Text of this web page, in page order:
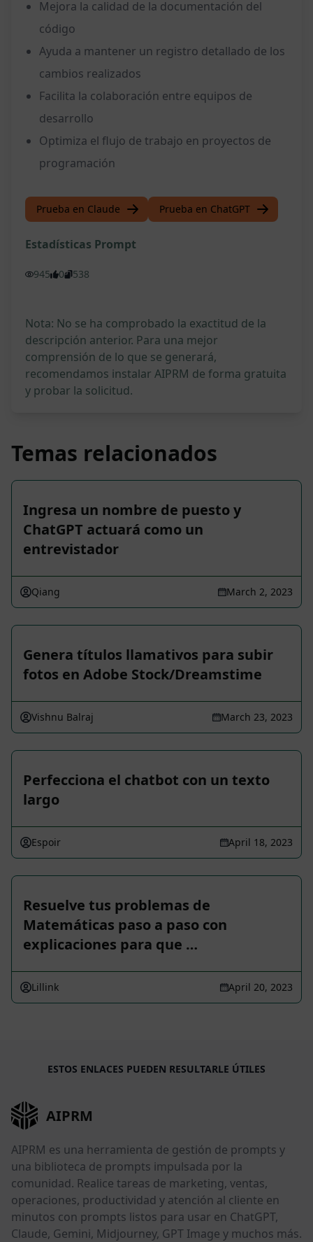
Mejora la calidad de la documentación del
código
Ayuda a mantener un registro detallado de los
cambios realizados
Facilita la colaboración entre equipos de
desarrollo
Optimiza el flujo de trabajo en proyectos de
programación
Prueba en Claude Prueba en ChatGPT
Estadísticas Prompt
945 0 538
Nota: No se ha comprobado la exactitud de la
descripción anterior. Para una mejor
comprensión de lo que se generará,
recomendamos instalar AIPRM de forma gratuita
y probar la solicitud.
Temas relacionados
Ingresa un nombre de puesto y
ChatGPT actuará como un
entrevistador
Qiang March 2, 2023
Genera títulos llamativos para subir
fotos en Adobe Stock/Dreamstime
Vishnu Balraj March 23, 2023
Perfecciona el chatbot con un texto
largo
Espoir April 18, 2023
Resuelve tus problemas de
Matemáticas paso a paso con
explicaciones para que …
Lillink April 20, 2023
ESTOS ENLACES PUEDEN RESULTARLE ÚTILES
AIPRM
AIPRM es una herramienta de gestión de prompts y
una biblioteca de prompts impulsada por la
comunidad. Realice tareas de marketing, ventas,
operaciones, productividad y atención al cliente en
minutos con prompts listos para usar en ChatGPT,
Claude, Gemini, Midjourney, GPT Image y muchos más.